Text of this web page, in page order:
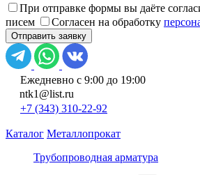
При отправке формы вы даёте
писем
Согласен на обработку
Ежедневно с 9:00 до 19:00
ntk1@list.ru
+7 (343) 310-22-92
Каталог Металлопрокат
Трубопроводная арматура